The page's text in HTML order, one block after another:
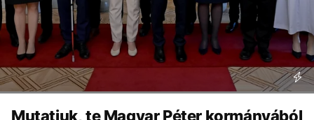
Mutatjuk, te Magyar Péter kormányából